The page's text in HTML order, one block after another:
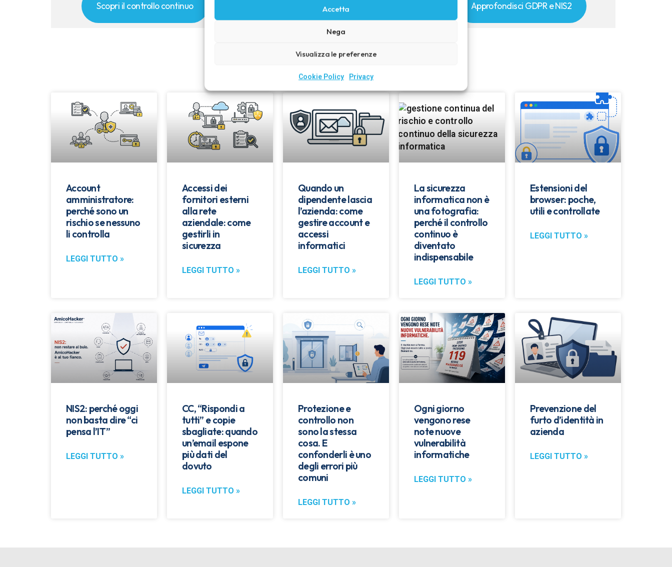
Accetta
Nega
Visualizza le preferenze
Cookie Policy Privacy
Scopri il controllo continuo Scopri la cultura della sicurezza Approfondisci GDPR e NIS2
Ultimi articoli
Account
amministratore:
perché sono un
rischio se nessuno
li controlla
LEGGI TUTTO »
Accessi dei
fornitori esterni
alla rete
aziendale: come
gestirli in
sicurezza
LEGGI TUTTO »
Quando un
dipendente lascia
l’azienda: come
gestire account e
accessi
informatici
LEGGI TUTTO »
La sicurezza
informatica non è
una fotografia:
perché il controllo
continuo è
diventato
indispensabile
LEGGI TUTTO »
Estensioni del
browser: poche,
utili e controllate
LEGGI TUTTO »
NIS2: perché oggi
non basta dire “ci
pensa l’IT”
LEGGI TUTTO »
CC, “Rispondi a
tutti” e copie
sbagliate: quando
un’email espone
più dati del
dovuto
LEGGI TUTTO »
Protezione e
controllo non
sono la stessa
cosa. E
confonderli è uno
degli errori più
comuni
LEGGI TUTTO »
Ogni giorno
vengono rese
note nuove
vulnerabilità
informatiche
LEGGI TUTTO »
Prevenzione del
furto d’identità in
azienda
LEGGI TUTTO »